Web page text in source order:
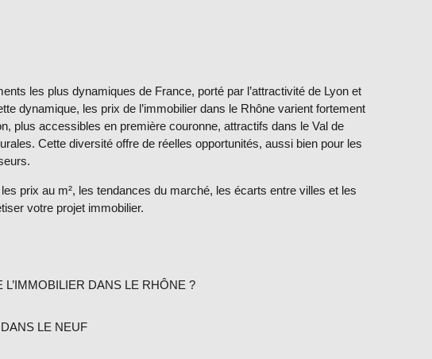
les plus dynamiques de France, porté par l’attractivité de Lyon et
dynamique, les prix de l’immobilier dans le Rhônevarient fortement
plus accessibles en première couronne, attractifs dans le Val de
Cette diversité offre de réelles opportunités, aussi bien pour les
.
prix au m², les tendances du marché, les écarts entre villes et les
votre projet immobilier.
DANS LE RHÔNE ?
LE NEUF